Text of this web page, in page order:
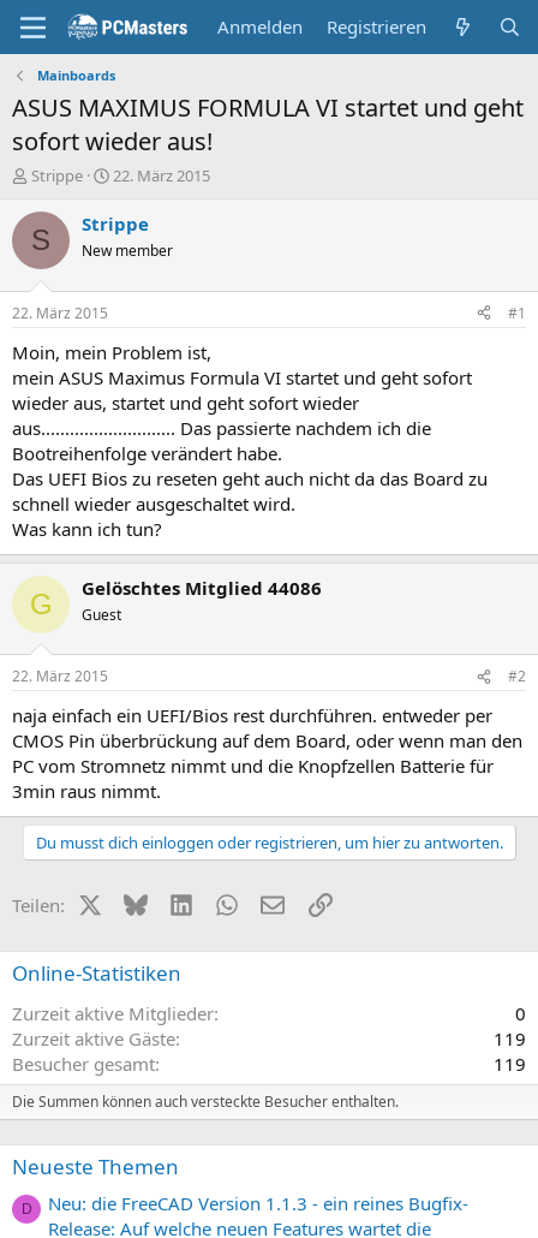
Anmelden Registrieren
Mainboards
ASUS MAXIMUS FORMULA VI startet und geht
sofort wieder aus!
E
s
t
e
r
Strippe
E
s
t
e
t
a
m
22. März 2015
S Strippe
New member
22. März 2015 #1
Moin, mein Problem ist,
mein ASUS Maximus Formula VI startet und geht sofort
wieder aus, startet und geht sofort wieder
aus............................ Das passierte nachdem ich die
Bootreihenfolge verändert habe.
Das UEFI Bios zu reseten geht auch nicht da das Board zu
schnell wieder ausgeschaltet wird.
Was kann ich tun?
G Gelöschtes Mitglied 44086
Guest
22. März 2015 #2
naja einfach ein UEFI/Bios rest durchführen. entweder per
CMOS Pin überbrückung auf dem Board, oder wenn man den
PC vom Stromnetz nimmt und die Knopfzellen Batterie für
3min raus nimmt.
Du musst dich einloggen oder registrieren, um hier zu antworten.
Teilen: X (Twitter)
BlueskyLinkedInWhatsApp
E-MailLink
Online-Statistiken
Zurzeit aktive Mitglieder
0
Zurzeit aktive Gäste
119
Besucher gesamt
119
Die Summen können auch versteckte Besucher enthalten.
Neueste Themen
D
Neu: die FreeCAD Version 1.1.3 - ein reines Bugfix-
Release: Auf welche neuen Features wartet die